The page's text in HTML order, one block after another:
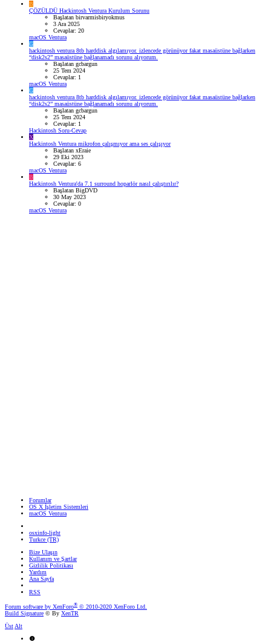
B
ÇÖZÜLDÜ Hackintosh Ventura Kurulum Sorunu
Başlatan birvarmisbiryokmus
3 Ara 2025
Cevaplar: 20
macOS Ventura
G
hackintosh ventura 8tb harddisk algılamıyor. izlencede görünüyor fakat masaüstüne bağlarken
“disk2s2” masaüstüne bağlanamadı sorunu alıyorum.
Başlatan gcbargun
25 Tem 2024
Cevaplar: 1
macOS Ventura
G
hackintosh ventura 8tb harddisk algılamıyor. izlencede görünüyor fakat masaüstüne bağlarken
“disk2s2” masaüstüne bağlanamadı sorunu alıyorum.
Başlatan gcbargun
25 Tem 2024
Cevaplar: 1
Hackintosh Soru-Cevap
X
Hackintosh Ventura mikrofon çalışmıyor ama ses çalışıyor
Başlatan xEraie
29 Eki 2023
Cevaplar: 6
macOS Ventura
B
Hackintosh Ventura'da 7.1 surround hoparlör nasıl çalıştırılır?
Başlatan BigDVD
30 May 2023
Cevaplar: 0
macOS Ventura
Forumlar
OS X İşletim Sistemleri
macOS Ventura
osxinfo-light
Turkce (TR)
Bize Ulaşın
Kullanım ve Şartlar
Gizlilik Politikası
Yardım
Ana Sayfa
RSS
Forum software by XenForo® © 2010-2020 XenForo Ltd.
Build Signature © By XenTR
Üst Alt